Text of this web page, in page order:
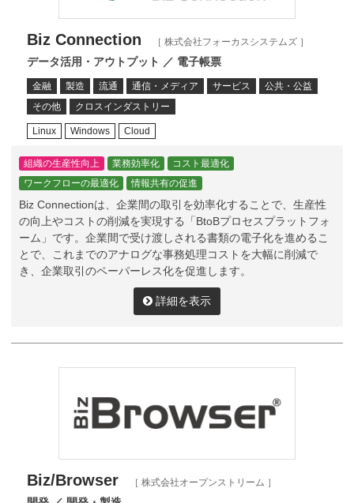
Biz Connection ［ 株式会社フォーカスシステムズ ］
データ活用・アウトプット ／ 電子帳票
金融 製造 流通 通信・メディア サービス
公共・公益
その他
クロスインダストリー
Linux Windows Cloud
組織の生産性向上 業務効率化
コスト最適化
ワークフローの最適化
情報共有の促進
Biz Connectionは、企業間の取引を効率化することで、生産性
の向上やコストの削減を実現する「BtoBプロセスプラットフォ
ーム」です。企業間で受け渡しされる書類の電子化を進めるこ
とで、これまでのアナログな事務処理コストを大幅に削減で
き、企業取引のペーパーレス化を促進します。
詳細を表示
Biz/Browser ［ 株式会社オープンストリーム ］